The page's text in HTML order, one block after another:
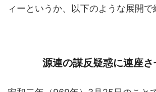
ィーというか、以下のような展開で
源連の謀反疑惑に連座さ